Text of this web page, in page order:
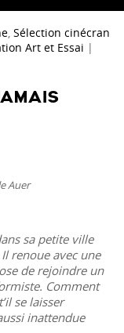
, Sélection cinécran
Art et Essai |
Auer
sa petite ville
renoue avec une
de rejoindre un
Comment
se laisser
inattendue